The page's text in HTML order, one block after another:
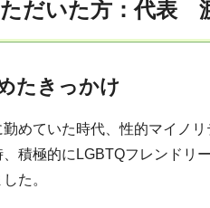
ただいた方：代表
たきっかけ
めていた時代、性的マイノ
積極的にLGBTQフレンドリ
た。